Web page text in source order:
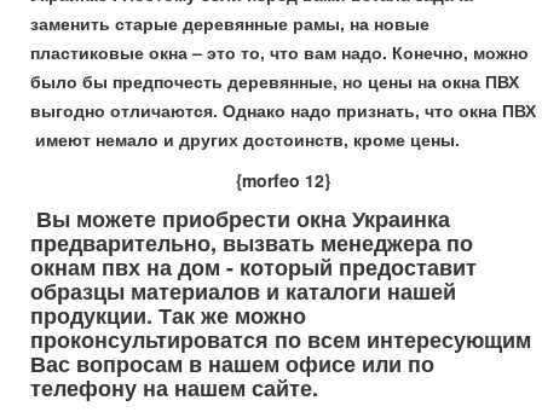
заменить старые деревянные рамы, на новые
пластиковые окна – это то, что вам надо. Конечно, можно
было бы предпочесть деревянные, но цены на окна ПВХ
выгодно отличаются. Однако надо признать, что окна ПВХ
имеют немало и других достоинств, кроме цены.
{morfeo 12}
Вы можете приобрести окна Украинка
предварительно, вызвать менеджера по
окнам пвх на дом - который предоставит
образцы материалов и каталоги нашей
продукции. Так же можно
проконсультироватся по всем интересующим
Вас вопросам в нашем офисе или по
телефону на нашем сайте.